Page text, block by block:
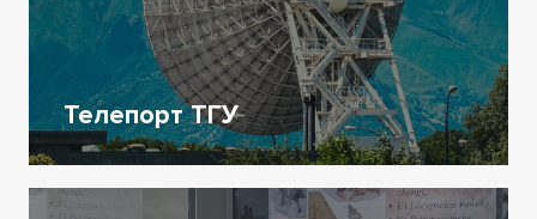
Телепорт ТГУ